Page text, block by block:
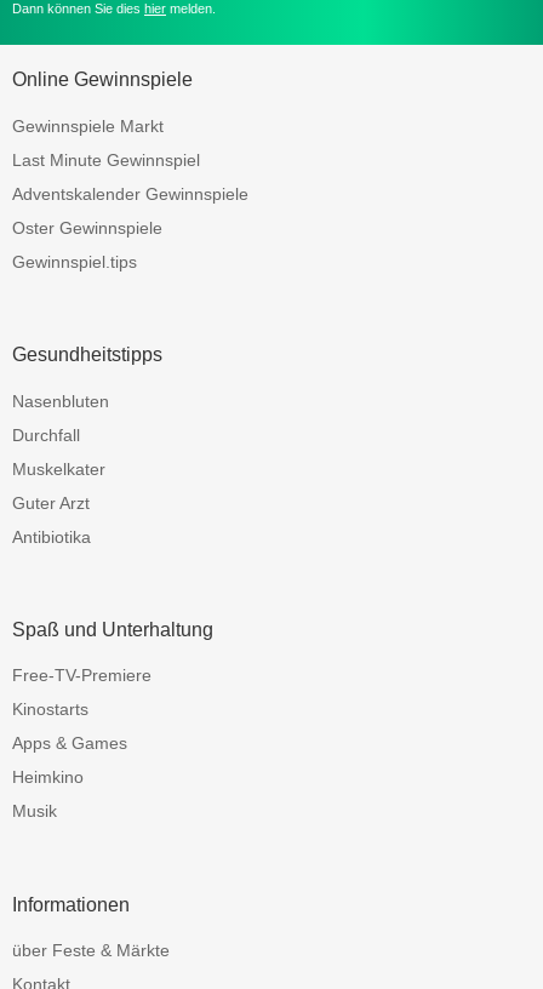
Dann können Sie dies hier melden.
Online Gewinnspiele
Gewinnspiele Markt
Last Minute Gewinnspiel
Adventskalender Gewinnspiele
Oster Gewinnspiele
Gewinnspiel.tips
Gesundheitstipps
Nasenbluten
Durchfall
Muskelkater
Guter Arzt
Antibiotika
Spaß und Unterhaltung
Free-TV-Premiere
Kinostarts
Apps & Games
Heimkino
Musik
Informationen
über Feste & Märkte
Kontakt